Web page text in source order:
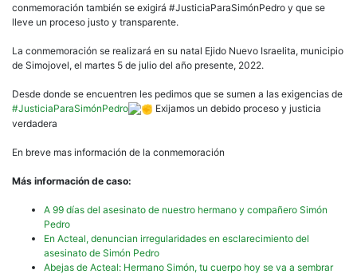
de
conmemoración también se exigirá #JusticiaParaSimónPedro y que se
lleve un proceso justo y transparente.
La conmemoración se realizará en su natal Ejido Nuevo Israelita, municipio
de Simojovel, el martes 5 de julio del año presente, 2022.
Desde donde se encuentren les pedimos que se sumen a las exigencias de
#JusticiaParaSimónPedro
Exijamos un debido proceso y justicia
verdadera
En breve mas información de la conmemoración
Más información de caso:
A 99 días del asesinato de nuestro hermano y compañero Simón
Pedro
En Acteal, denuncian irregularidades en esclarecimiento del
asesinato de Simón Pedro
Abejas de Acteal: Hermano Simón, tu cuerpo hoy se va a sembrar